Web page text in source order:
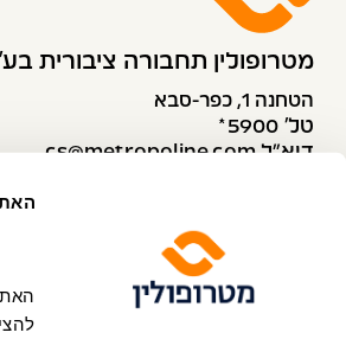
מטרופולין תחבורה ציבורית
הטחנה 1, כפר-סבא
טל׳ 5900*
דוא”ל cs@metropoline.com
שירות לקוחות